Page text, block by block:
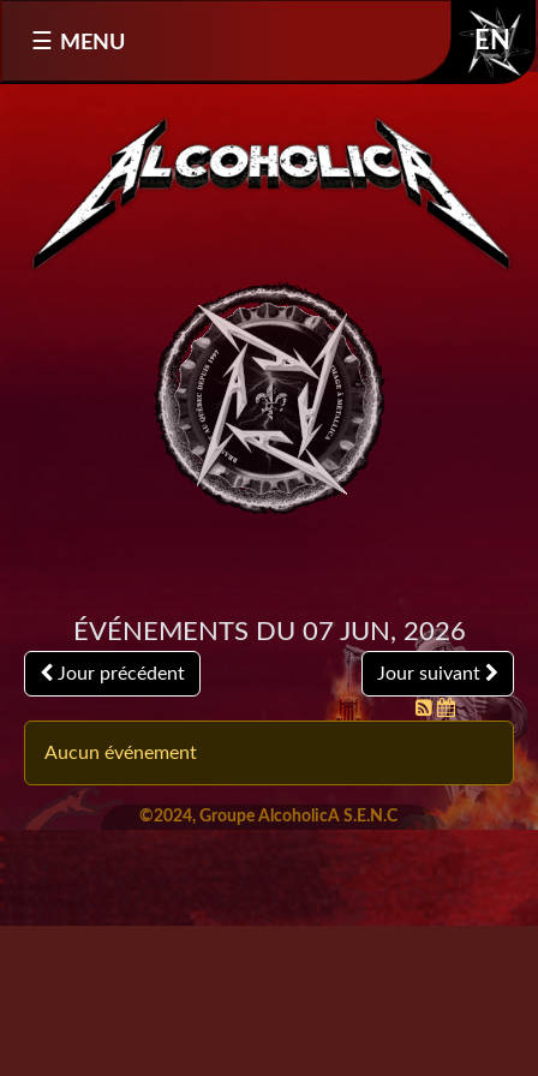
Événements du 07 Jun, 2026
Jour précédent Jour suivant
Aucun événement
©2024, Groupe AlcoholicA S.E.N.C
EN
MENU